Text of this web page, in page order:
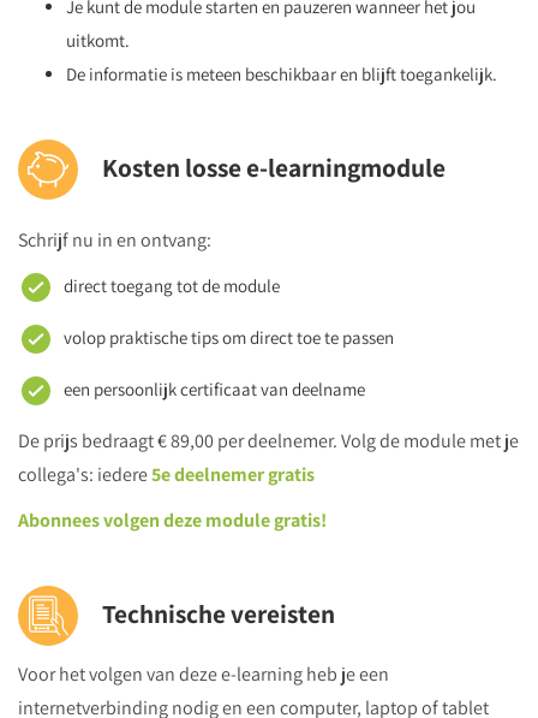
Je kunt de module starten en pauzeren wanneer het jou
uitkomt.
De informatie is meteen beschikbaar en blijft toegankelijk.
Kosten losse e-learningmodule
Schrijf nu in en ontvang:
direct toegang tot de module
volop praktische tips om direct toe te passen
een persoonlijk certificaat van deelname
De prijs bedraagt € 89,00 per deelnemer. Volg de module met je
collega's: iedere5e deelnemer gratis
Abonnees volgen deze module gratis!
Technische vereisten
Voor het volgen van deze e-learning heb je een
internetverbinding nodig en een computer, laptop of tablet